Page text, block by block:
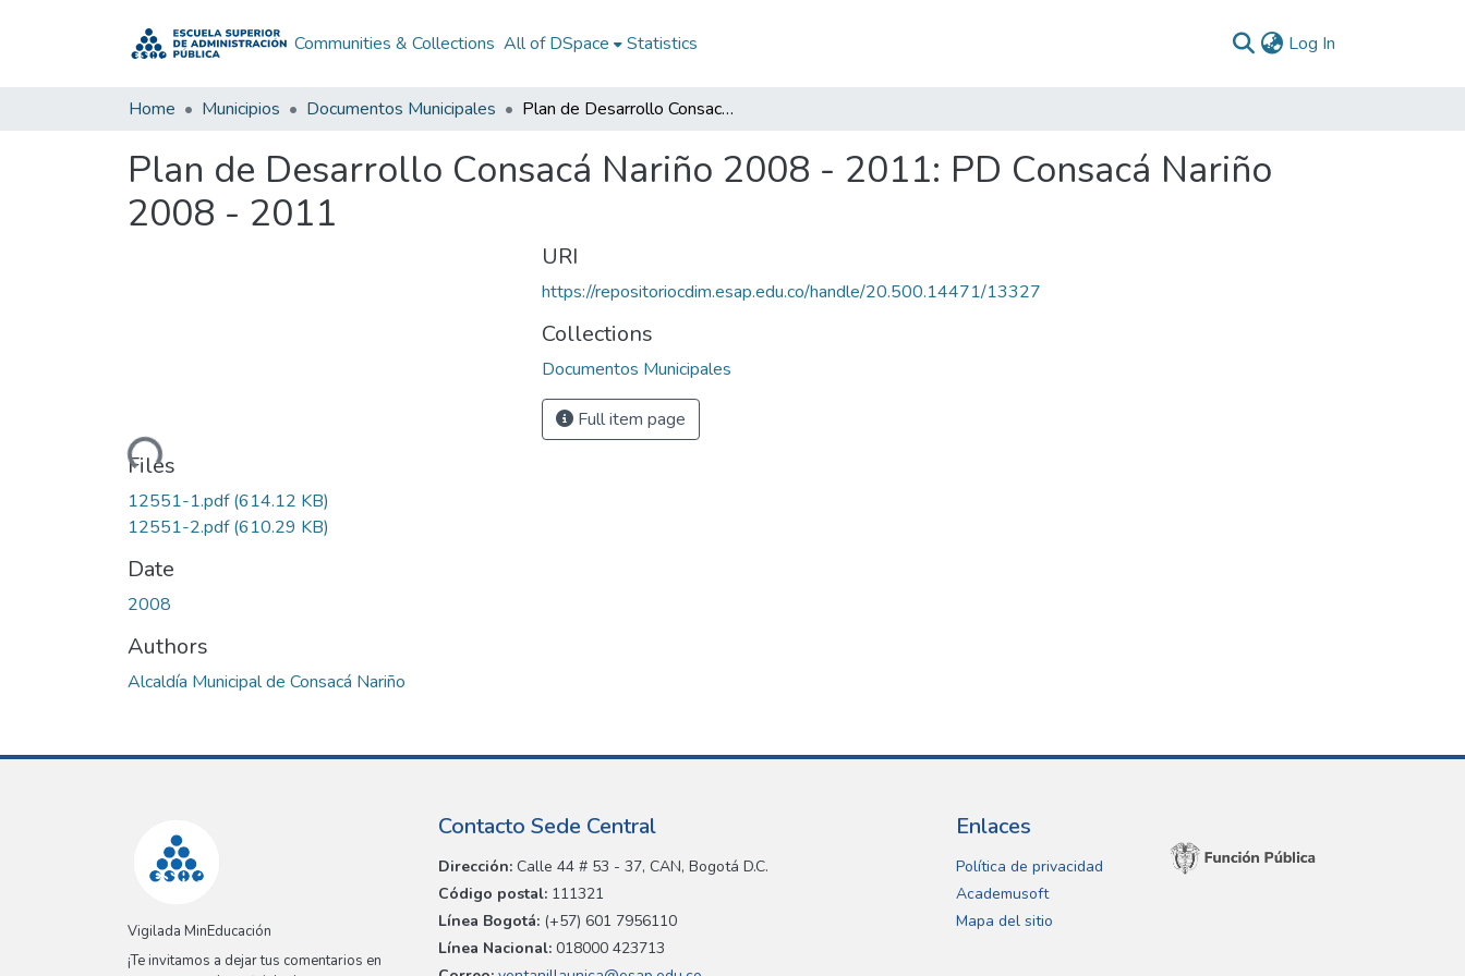
Communities & Collections All of DSpace Statistics Log In
Home Municipios Documentos Municipales Plan de Desarrollo Consacá Nariño 2008 - 2011: PD Consacá Nariño 2008 - 2011
Plan de Desarrollo Consacá Nariño 2008 - 2011: PD Consacá Nariño
2008 - 2011
Loading...
Files
12551-1.pdf(614.12 KB)
12551-2.pdf(610.29 KB)
Date
2008
Authors
Alcaldía Municipal de Consacá Nariño
URI
https://repositoriocdim.esap.edu.co/handle/20.500.14471/13327
Collections
Documentos Municipales
Full item page
Vigilada MinEducación
¡Te invitamos a dejar tus comentarios en
Contacto Sede Central
Dirección: Calle 44 # 53 - 37, CAN, Bogotá D.C.
Código postal: 111321
Línea Bogotá: (+57) 601 7956110
Línea Nacional: 018000 423713
Enlaces
Política de privacidad
Academusoft
Mapa del sitio